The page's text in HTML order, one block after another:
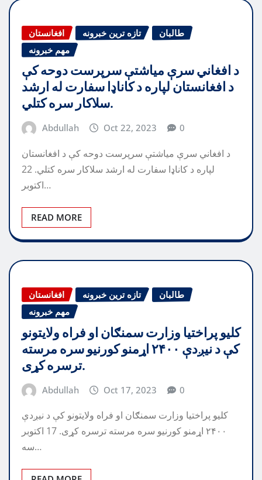
افغانستان تازه ترین خبرونه
طالبان
مهم خبرونه
د افغاني سرې میاشتې سرپرست دوحه کې
د افغانستان لپاره د کاناډا سفارت له ارشد
سلاکار سره کتلي.
Abdullah Oct 22, 2023 0
د افغاني سرې میاشتې سرپرست دوحه کې د افغانستان
لپاره د کاناډا سفارت له ارشد سلاکار سره کتلي. 22
اکتوبر…
READ MORE
افغانستان تازه ترین خبرونه
طالبان
مهم خبرونه
کلیو پراختیا وزارت سمنګان او فراه ولایتونو
کې د نیږدې ۲۴۰۰ اړمنو کورنیو سره مرسته
ترسره کړی.
Abdullah Oct 17, 2023 0
کلیو پراختیا وزارت سمنګان او فراه ولایتونو کې د نیږدې
۲۴۰۰ اړمنو کورنیو سره مرسته ترسره کړی. 17 اکتوبر
سه…